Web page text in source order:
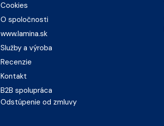
Cookies
O spoločnosti
www.lamina.sk
Služby a výroba
Recenzie
Kontakt
B2B spolupráca
Odstúpenie od zmluvy